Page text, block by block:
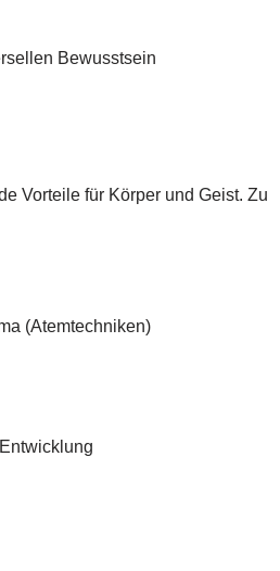
Bewusstsein
Vorteile für Körper und Geist. Zu
(Atemtechniken)